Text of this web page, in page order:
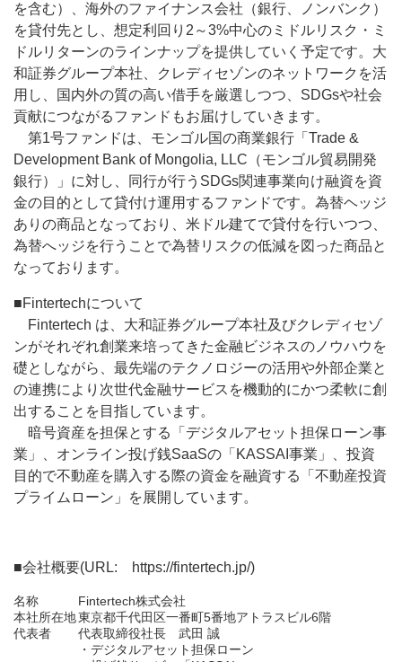
を含む）、海外のファイナンス会社（銀行、ノンバンク）
を貸付先とし、想定利回り2～3%中心のミドルリスク・ミ
ドルリターンのラインナップを提供していく予定です。大
和証券グループ本社、クレディセゾンのネットワークを活
用し、国内外の質の高い借手を厳選しつつ、SDGsや社会
貢献につながるファンドもお届けしていきます。
第1号ファンドは、モンゴル国の商業銀行「Trade &
Development Bank of Mongolia, LLC（モンゴル貿易開発
銀行）」に対し、同行が行うSDGs関連事業向け融資を資
金の目的として貸付け運用するファンドです。為替ヘッジ
ありの商品となっており、米ドル建てで貸付を行いつつ、
為替へッジを行うことで為替リスクの低減を図った商品と
なっております。
■Fintertechについて
Fintertech は、大和証券グループ本社及びクレディセゾ
ンがそれぞれ創業来培ってきた金融ビジネスのノウハウを
礎としながら、最先端のテクノロジーの活用や外部企業と
の連携により次世代金融サービスを機動的にかつ柔軟に創
出することを目指しています。
暗号資産を担保とする「デジタルアセット担保ローン事
業」、オンライン投げ銭SaaSの「KASSAI事業」、投資
目的で不動産を購入する際の資金を融資する「不動産投資
プライムローン」を展開しています。
■会社概要(URL: https://fintertech.jp/)
名称
Fintertech株式会社
本社所在地東京都千代田区一番町5番地アトラスビル6階
代表者
代表取締役社長 武田 誠
・デジタルアセット担保ローン